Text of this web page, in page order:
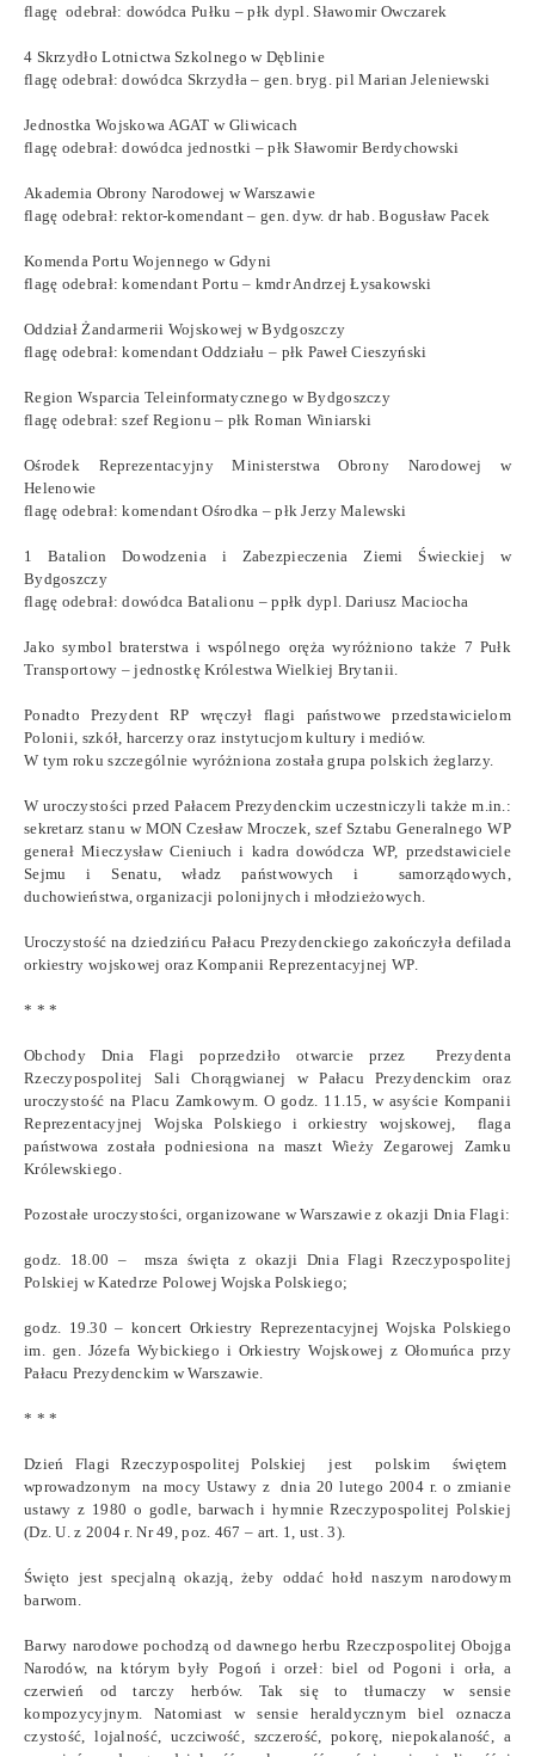
flagę odebrał: dowódca Pułku – płk dypl. Sławomir Owczarek
4 Skrzydło Lotnictwa Szkolnego w Dęblinie
flagę odebrał: dowódca Skrzydła – gen. bryg. pil Marian Jeleniewski
Jednostka Wojskowa AGAT w Gliwicach
flagę odebrał: dowódca jednostki – płk Sławomir Berdychowski
Akademia Obrony Narodowej w Warszawie
flagę odebrał: rektor-komendant – gen. dyw. dr hab. Bogusław Pacek
Komenda Portu Wojennego w Gdyni
flagę odebrał: komendant Portu – kmdr Andrzej Łysakowski
Oddział Żandarmerii Wojskowej w Bydgoszczy
flagę odebrał: komendant Oddziału – płk Paweł Cieszyński
Region Wsparcia Teleinformatycznego w Bydgoszczy
flagę odebrał: szef Regionu – płk Roman Winiarski
Ośrodek Reprezentacyjny Ministerstwa Obrony Narodowej w
Helenowie
flagę odebrał: komendant Ośrodka – płk Jerzy Malewski
1 Batalion Dowodzenia i Zabezpieczenia Ziemi Świeckiej w
Bydgoszczy
flagę odebrał: dowódca Batalionu – ppłk dypl. Dariusz Maciocha
Jako symbol braterstwa i wspólnego oręża wyróżniono także 7 Pułk
Transportowy – jednostkę Królestwa Wielkiej Brytanii.
Ponadto Prezydent RP wręczył flagi państwowe przedstawicielom
Polonii, szkół, harcerzy oraz instytucjom kultury i mediów.
W tym roku szczególnie wyróżniona została grupa polskich żeglarzy.
W uroczystości przed Pałacem Prezydenckim uczestniczyli także m.in.:
sekretarz stanu w MON Czesław Mroczek, szef Sztabu Generalnego WP
generał Mieczysław Cieniuch i kadra dowódcza WP, przedstawiciele
Sejmu i Senatu, władz państwowych i samorządowych,
duchowieństwa, organizacji polonijnych i młodzieżowych.
Uroczystość na dziedzińcu Pałacu Prezydenckiego zakończyła defilada
orkiestry wojskowej oraz Kompanii Reprezentacyjnej WP.
* * *
Obchody Dnia Flagi poprzedziło otwarcie przez Prezydenta
Rzeczypospolitej Sali Chorągwianej w Pałacu Prezydenckim oraz
uroczystość na Placu Zamkowym. O godz. 11.15, w asyście Kompanii
Reprezentacyjnej Wojska Polskiego i orkiestry wojskowej, flaga
państwowa została podniesiona na maszt Wieży Zegarowej Zamku
Królewskiego.
Pozostałe uroczystości, organizowane w Warszawie z okazji Dnia Flagi:
godz. 18.00 – msza święta z okazji Dnia Flagi Rzeczypospolitej
Polskiej w Katedrze Polowej Wojska Polskiego;
godz. 19.30 – koncert Orkiestry Reprezentacyjnej Wojska Polskiego
im. gen. Józefa Wybickiego i Orkiestry Wojskowej z Ołomuńca przy
Pałacu Prezydenckim w Warszawie.
* * *
Dzień Flagi Rzeczypospolitej Polskiej jest polskim świętem
wprowadzonym na mocy Ustawy z dnia 20 lutego 2004 r. o zmianie
ustawy z 1980 o godle, barwach i hymnie Rzeczypospolitej Polskiej
(Dz. U. z 2004 r. Nr 49, poz. 467 – art. 1, ust. 3).
Święto jest specjalną okazją, żeby oddać hołd naszym narodowym
barwom.
Barwy narodowe pochodzą od dawnego herbu Rzeczpospolitej Obojga
Narodów, na którym były Pogoń i orzeł: biel od Pogoni i orła, a
czerwień od tarczy herbów. Tak się to tłumaczy w sensie
kompozycyjnym. Natomiast w sensie heraldycznym biel oznacza
czystość, lojalność, uczciwość, szczerość, pokorę, niepokalaność, a